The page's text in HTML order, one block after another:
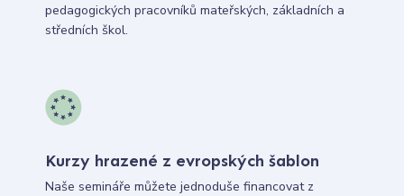
pedagogických pracovníků mateřských, základních a
středních škol.
Kurzy hrazené z evropských šablon
Naše semináře můžete jednoduše financovat z